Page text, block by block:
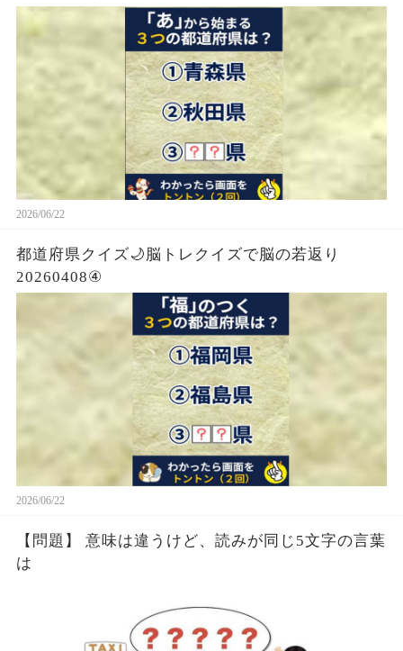
2026/06/22
都道府県クイズ🌙脳トレクイズで脳の若返り
20260408④
2026/06/22
【問題】 意味は違うけど、読みが同じ5文字の言葉
は